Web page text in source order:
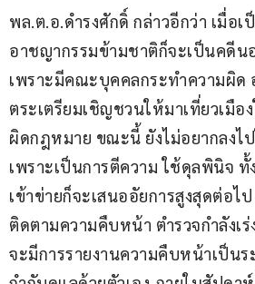
พล.ต.อ.ดำรงศักดิ์ กล่าวอีกว่า เมื่อเ
อาชญากรรมข้ามชาติก็จะเป็นคดีน
เพราะมีคณะบุคคลกระทำความผิด
ตระเตรียมเชิญชวนให้มาเที่ยวเมือ
ผิดกฎหมาย ขณะนี้ ยังไม่อยากลงไ
เพราะเป็นการตีความ ใช้ดุลพินิจ ทั้
เข้าข่ายก็จะเสนออัยการสูงสุดต่อ
ติดตามความคืบหน้า ตำรวจกำลังเร่
จะมีการรายงานความคืบหน้าเป็นร